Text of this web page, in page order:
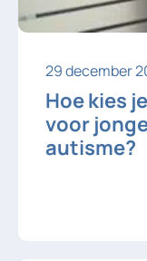
29 december
Hoe kies
voor
autisme?